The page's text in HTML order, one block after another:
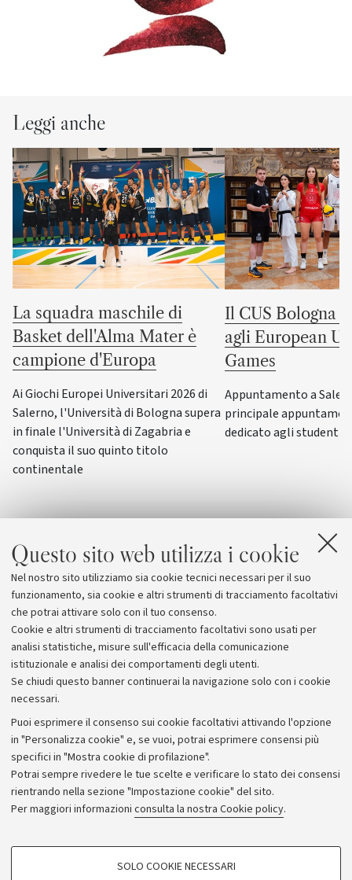
Questo sito web utilizza i cookie
Nel nostro sito utilizziamo sia cookie tecnici necessari per il suo
funzionamento, sia cookie e altri strumenti di tracciamento facoltativi
che potrai attivare solo con il tuo consenso.
Cookie e altri strumenti di tracciamento facoltativi sono usati per
analisi statistiche, misure sull'efficacia della comunicazione
istituzionale e analisi dei comportamenti degli utenti.
Se chiudi questo banner continuerai la navigazione solo con i cookie
necessari.
Puoi esprimere il consenso sui cookie facoltativi attivando l'opzione
in "Personalizza cookie" e, se vuoi, potrai esprimere consensi più
specifici in "Mostra cookie di profilazione".
Potrai sempre rivedere le tue scelte e verificare lo stato dei consensi
rientrando nella sezione "Impostazione cookie" del sito.
Per maggiori informazioni consulta la nostra Cookie policy.
COOKIE DI PROFILAZIONE - FACOLTATIVI
SOLO COOKIE NECESSARI
Leggi anche
La squadra maschile di
Basket dell'Alma Mater è
campione d'Europa
Ai Giochi Europei Universitari 2026 di
Salerno, l'Università di Bologna supera
in finale l'Università di Zagabria e
conquista il suo quinto titolo
continentale
Il CUS Bologna
agli European
Games
Appuntamento a
principale
dedicato agli
Archivio
Comunicati stampa
Redazione
Rassegna stampa